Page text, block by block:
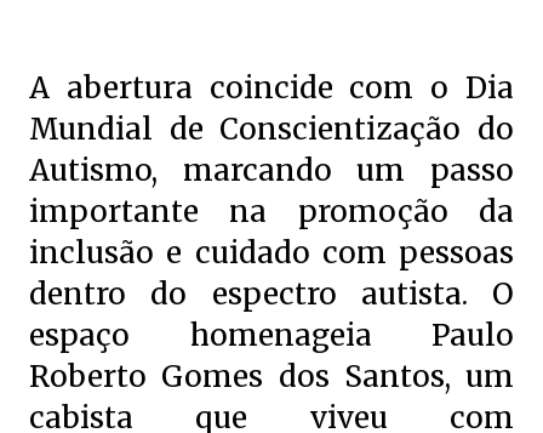
A abertura coincide com o Dia
Mundial de Conscientização do
Autismo, marcando um passo
importante na promoção da
inclusão e cuidado com pessoas
dentro do espectro autista. O
espaço homenageia Paulo
Roberto Gomes dos Santos, um
cabista que viveu com